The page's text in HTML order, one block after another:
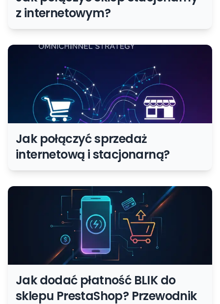
z internetowym?
Jak połączyć sprzedaż
internetową i stacjonarną?
Jak dodać płatność BLIK do
sklepu PrestaShop? Przewodnik